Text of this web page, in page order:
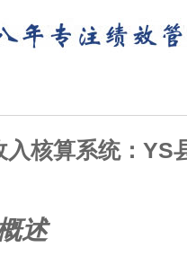
入核算系统：YS
述